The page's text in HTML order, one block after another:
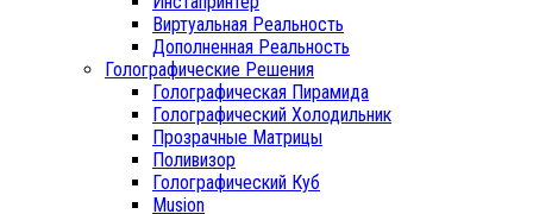
Виртуальная Реальность
Дополненная Реальность
Голографические Решения
Голографическая Пирамида
Голографический Холодильник
Прозрачные Матрицы
Поливизор
Голографический Куб
Musion